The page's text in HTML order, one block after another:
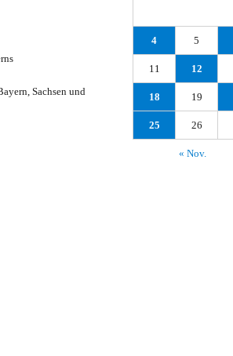
Sachsen und
4 5
11 12
18 19
25 26
« Nov.